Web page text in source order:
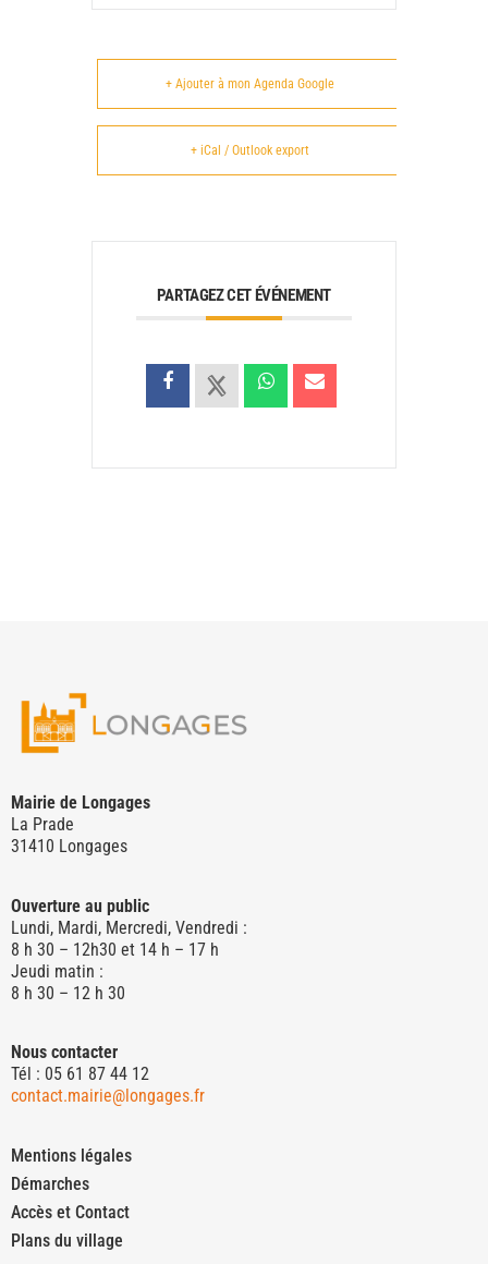
+ Ajouter à mon Agenda Google
+ iCal / Outlook export
PARTAGEZ CET ÉVÉNEMENT
Mairie de Longages
La Prade
31410 Longages
Ouverture au public
Lundi, Mardi, Mercredi, Vendredi :
8 h 30 – 12h30 et 14 h – 17 h
Jeudi matin :
8 h 30 – 12 h 30
Nous contacter
Tél : 05 61 87 44 12
contact.mairie@longages.fr
Mentions légales
Démarches
Accès et Contact
Plans du village